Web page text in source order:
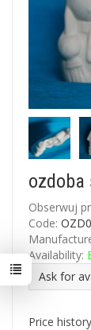
ozdoba
Obserwuj
Code:
Availability:
Ask for
Price history